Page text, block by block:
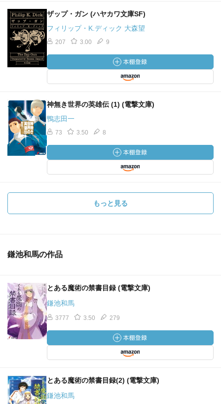
ザップ・ガン (ハヤカワ文庫SF)
フィリップ・K.ディック 大森望
207 3.00 9
神無き世界の英雄伝 (1) (電撃文庫)
鴨志田一
73 3.50 8
もっと見る
鎌池和馬の作品
とある魔術の禁書目録 (電撃文庫)
鎌池和馬
3777 3.50 279
とある魔術の禁書目録(2) (電撃文庫)
鎌池和馬